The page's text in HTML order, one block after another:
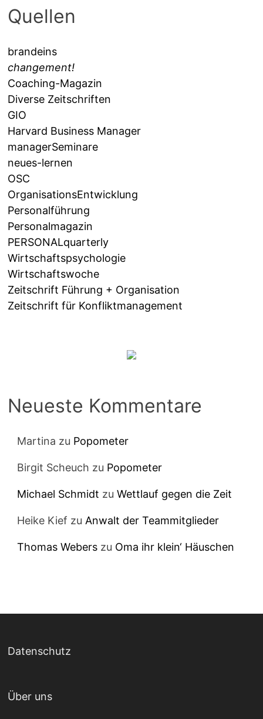
Quellen
brandeins
changement!
Coaching-Magazin
Diverse Zeitschriften
GIO
Harvard Business Manager
managerSeminare
neues-lernen
OSC
OrganisationsEntwicklung
Personalführung
Personalmagazin
PERSONALquarterly
Wirtschaftspsychologie
Wirtschaftswoche
Zeitschrift Führung + Organisation
Zeitschrift für Konfliktmanagement
Neueste Kommentare
Martina zu Popometer
Birgit Scheuch zu Popometer
Michael Schmidt zuWettlauf gegen die Zeit
Heike Kief zu Anwalt der Teammitglieder
Thomas Webers zu Oma ihr klein‘ Häuschen
Datenschutz
Über uns